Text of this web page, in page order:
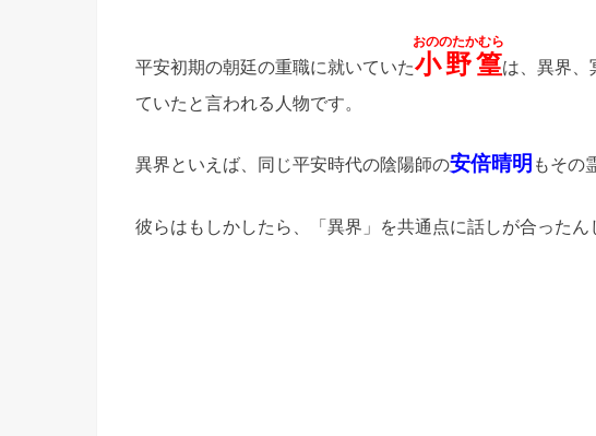
平安初期の朝廷の重職に就いていた小野篁
おののたかむら
は、異界、
ていたと言われる人物です。
異界といえば、同じ平安時代の陰陽師の安倍晴明 もその
彼らはもしかしたら、「異界」を共通点に話しが合ったん